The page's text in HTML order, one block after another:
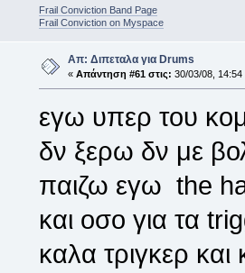
Frail Conviction Band Page
Frail Conviction on Myspace
Απ: Διπεταλα για Drums
« Απάντηση #61 στις: 30/03/08, 14:54
εγω υπερ του
δν ξερω δν με
παιζω εγω the
και οσο για τα
καλα τριγκερ